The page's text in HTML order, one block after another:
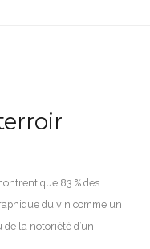
que 83 % des
du vin comme un
de la notoriété d’un